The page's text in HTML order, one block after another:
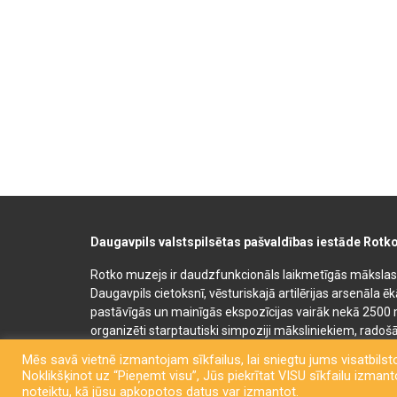
Daugavpils valstspilsētas pašvaldības iestāde
Rotko muzejs ir daudzfunkcionāls laikmetīgās
Daugavpils cietoksnī, vēsturiskajā artilērijas arsenāla
pastāvīgās un mainīgās ekspozīcijas vairāk nekā
organizēti starptautiski simpoziji māksliniekiem,
semināru un konferenču telpas. Rotko muzeja telpās
kafejnīca. Līdzās Rotko muzejam 2022. gadā tika
Mēs savā vietnē izmantojam sīkfailus, lai sniegtu jums
Noklikšķinot uz “Pieņemt visu”, Jūs piekrītat VISU sīkfailu
noteiktu, kā jūsu apkopotos datus var izmantot.